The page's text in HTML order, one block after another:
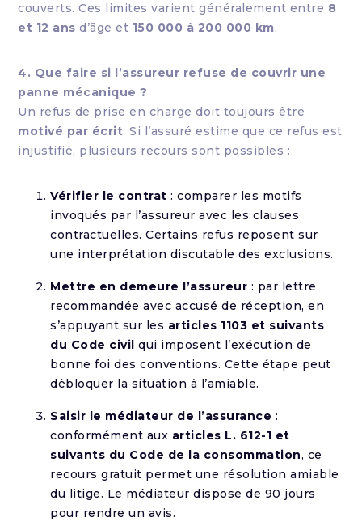
couverts. Ces limites varient généralement entre 8
et 12 ans d’âge et 150 000 à 200 000 km.
4. Que faire si l’assureur refuse de couvrir une
panne mécanique ?
Un refus de prise en charge doit toujours être
motivé par écrit. Si l’assuré estime que ce refus est
injustifié, plusieurs recours sont possibles :
Vérifier le contrat : comparer les motifs
invoqués par l’assureur avec les clauses
contractuelles. Certains refus reposent sur
une interprétation discutable des exclusions.
Mettre en demeure l’assureur : par lettre
recommandée avec accusé de réception, en
s’appuyant sur les articles 1103 et suivants
du Code civil qui imposent l’exécution de
bonne foi des conventions. Cette étape peut
débloquer la situation à l’amiable.
Saisir le médiateur de l’assurance :
conformément aux articles L. 612-1 et
suivants du Code de la consommation, ce
recours gratuit permet une résolution amiable
du litige. Le médiateur dispose de 90 jours
pour rendre un avis.